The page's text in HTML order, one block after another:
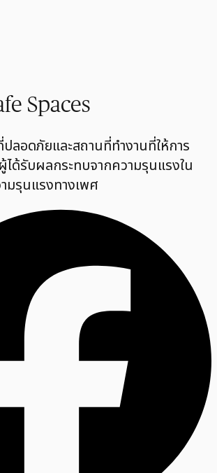
Spaces
ปลอดภัยและสถานที่ทำงานที่ให้การ
ด้รับผลกระทบจากความรุนแรงใน
มรุนแรงทางเพศ